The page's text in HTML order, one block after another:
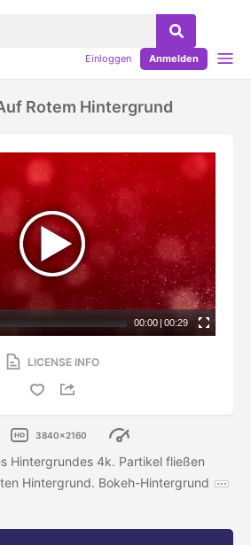
Einloggen Anmelden
Rotem Hintergrund
00:00 | 00:29
LICENSE INFO
3840x2160
Hintergrundes 4k. Partikel fließen
Hintergrund. Bokeh-Hintergrund